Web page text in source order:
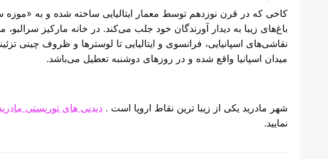
کاخی که در قرن نوزدهم توسط معمار ایتالیایی ساخته شده و به «موزه
باغ‌های زیبا به دیدار آورندگان خود جلب می‌کند. در خانه مارکیز
نقاشی‌های اسپانیایی، فرانسوی و ایتالیایی تا لوسترها و ظروف چینی
میدان اسپانیا واقع شده و در روزهای دوشنبه تعطیل می‌باشد.
شهر مادرید یکی از زیبا ترین نقاط اروپا است . دیدنی های توریستی
نمایید.